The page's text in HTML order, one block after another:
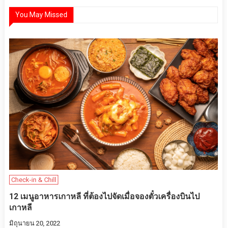
You May Missed
Check-in & Chill
12 เมนูอาหารเกาหลี ที่ต้องไปจัดเมื่อจองตั๋วเครื่องบินไป
เกาหลี
มิถุนายน 20, 2022